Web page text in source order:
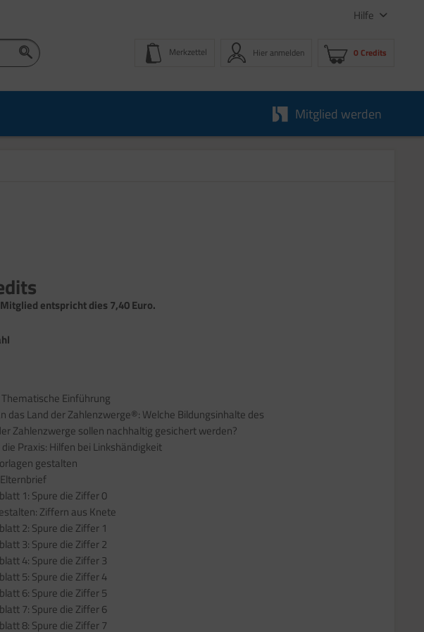
Hilfe
Merkzettel Hier anmelden 0 Credits
Mitglied werden
entspricht dies 7,40 Euro.
Einführung
das Land der Zahlenzwerge®: Welche Bildungsinhalte des
Zahlenzwerge sollen nachhaltig gesichert werden?
Praxis: Hilfen bei Linkshändigkeit
gestalten
1: Spure die Ziffer 0
Ziffern aus Knete
2: Spure die Ziffer 1
3: Spure die Ziffer 2
4: Spure die Ziffer 3
5: Spure die Ziffer 4
6: Spure die Ziffer 5
7: Spure die Ziffer 6
8: Spure die Ziffer 7